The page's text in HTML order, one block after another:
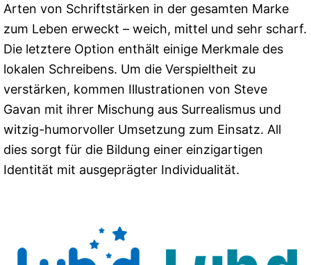
Arten von Schriftstärken in der gesamten Marke
zum Leben erweckt – weich, mittel und sehr scharf.
Die letztere Option enthält einige Merkmale des
lokalen Schreibens. Um die Verspieltheit zu
verstärken, kommen Illustrationen von Steve
Gavan mit ihrer Mischung aus Surrealismus und
witzig-humorvoller Umsetzung zum Einsatz. All
dies sorgt für die Bildung einer einzigartigen
Identität mit ausgeprägter Individualität.